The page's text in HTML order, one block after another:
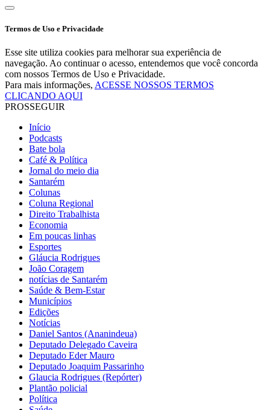
Termos de Uso e Privacidade
Esse site utiliza cookies para melhorar sua experiência de
navegação. Ao continuar o acesso, entendemos que você concorda
com nossos Termos de Uso e Privacidade.
Para mais informações, ACESSE NOSSOS TERMOS
CLICANDO AQUI
PROSSEGUIR
Início
Podcasts
Bate bola
Café & Política
Jornal do meio dia
Santarém
Colunas
Coluna Regional
Direito Trabalhista
Economia
Em poucas linhas
Esportes
Gláucia Rodrigues
João Coragem
notícias de Santarém
Saúde & Bem-Estar
Municípios
Edições
Notícias
Daniel Santos (Ananindeua)
Deputado Delegado Caveira
Deputado Eder Mauro
Deputado Joaquim Passarinho
Glaucia Rodrigues (Repórter)
Plantão policial
Política